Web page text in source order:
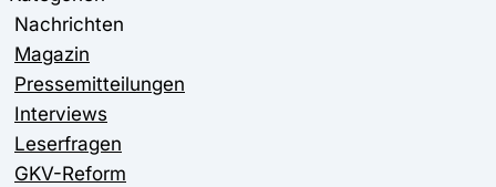
Nachrichten
Magazin
Pressemitteilungen
Interviews
Leserfragen
GKV-Reform